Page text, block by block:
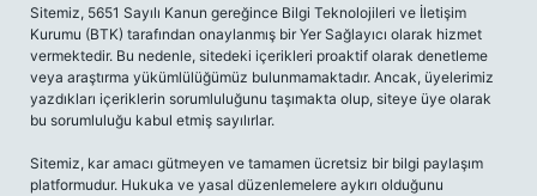
Sitemiz, 5651 Sayılı Kanun gereğince Bilgi Teknolojileri ve İletişim
Kurumu (BTK) tarafından onaylanmış bir Yer Sağlayıcı olarak hizmet
vermektedir. Bu nedenle, sitedeki içerikleri proaktif olarak denetleme
veya araştırma yükümlülüğümüz bulunmamaktadır. Ancak, üyelerimiz
yazdıkları içeriklerin sorumluluğunu taşımakta olup, siteye üye olarak
bu sorumluluğu kabul etmiş sayılırlar.
Sitemiz, kar amacı gütmeyen ve tamamen ücretsiz bir bilgi paylaşım
platformudur. Hukuka ve yasal düzenlemelere aykırı olduğunu